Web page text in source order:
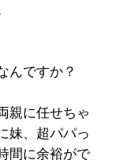
んですか？
親に任せちゃ
妹、超パパっ
間に余裕がで